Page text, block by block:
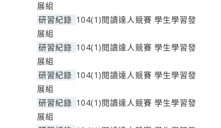
展組
研習紀錄 104(1)閱讀達人競賽 學生學習發
展組
研習紀錄 104(1)閱讀達人競賽 學生學習發
展組
研習紀錄 104(1)閱讀達人競賽 學生學習發
展組
研習紀錄 104(1)閱讀達人競賽 學生學習發
展組